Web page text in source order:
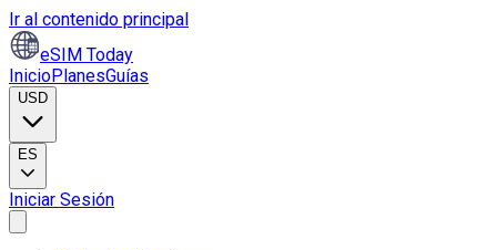
Ir al contenido principal
eSIM Today
InicioPlanesGuías
USD
ES
Iniciar Sesión